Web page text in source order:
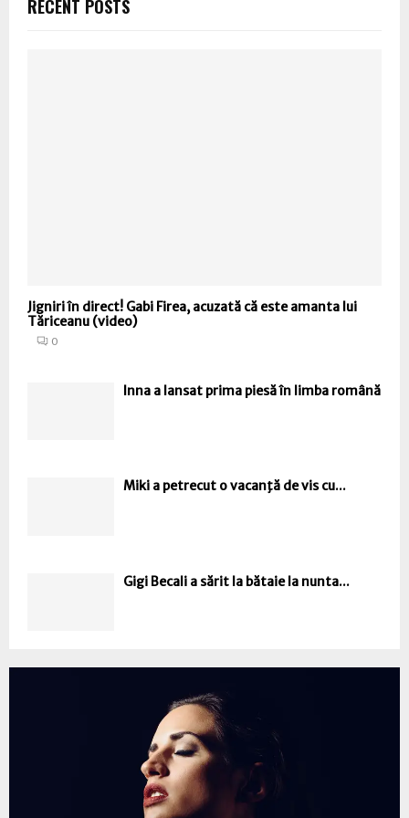
RECENT POSTS
Jigniri în direct! Gabi Firea, acuzată că este amanta lui
Tăriceanu (video)
0
Inna a lansat prima piesă în limba română
Miki a petrecut o vacanţă de vis cu...
Gigi Becali a sărit la bătaie la nunta...